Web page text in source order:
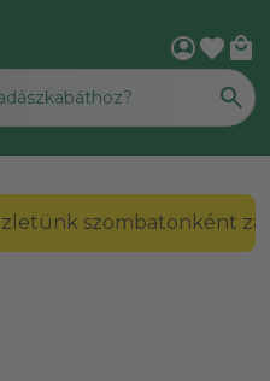
account_circlefavorite local_mall
22-ig üzletünk